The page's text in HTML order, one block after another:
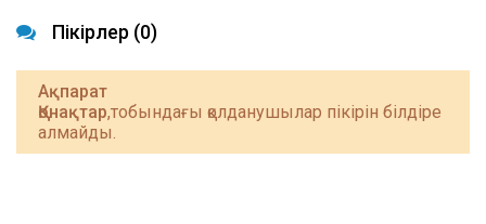
Пікірлер (0)
Ақпарат
Қонақтар,тобындағы қолданушылар пікірін білдіре
алмайды.